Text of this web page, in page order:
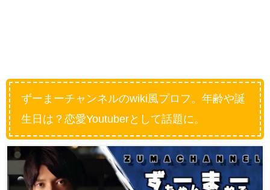
ずーまーチャンネルのwiki風プロフ。年齢や誕
生日は？恋愛Youtuberとして話題に。